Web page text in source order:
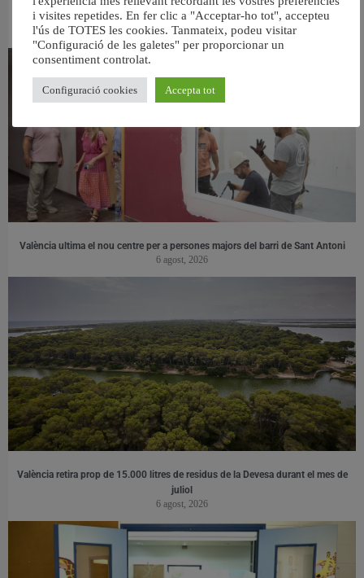
RELACIONAT
València ultima el nou centre per a persones majors del barri de Sant Antoni
6 agost, 2026
València retira prop de 15.000 litres de residus de la Devesa durant el mes de
juliol
6 agost, 2026
i visites repetides. En fer clic a "Acceptar-ho tot", accepteu
l'ús de TOTES les cookies. Tanmateix, podeu visitar
"Configuració de les galetes" per proporcionar un
consentiment controlat.
Configuració cookies Accepta tot